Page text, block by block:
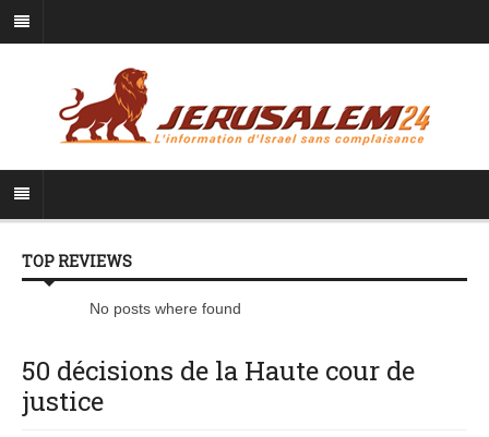
TOP REVIEWS
No posts where found
50 décisions de la Haute cour de
justice